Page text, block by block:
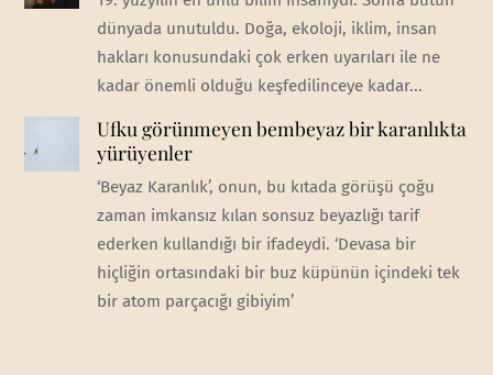
dünyada unutuldu. Doğa, ekoloji, iklim, insan
hakları konusundaki çok erken uyarıları ile ne
kadar önemli olduğu keşfedilinceye kadar...
Ufku görünmeyen bembeyaz bir karanlıkta
yürüyenler
‘Beyaz Karanlık’, onun, bu kıtada görüşü çoğu
zaman imkansız kılan sonsuz beyazlığı tarif
ederken kullandığı bir ifadeydi. ‘Devasa bir
hiçliğin ortasındaki bir buz küpünün içindeki tek
bir atom parçacığı gibiyim’